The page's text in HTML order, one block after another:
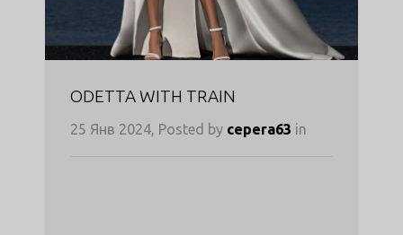
ODETTA WITH TRAIN
25 Янв 2024, Posted by cepera63 in